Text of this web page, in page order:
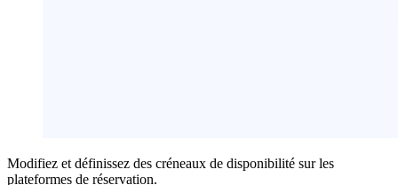
Modifiez et définissez des créneaux de disponibilité sur les
plateformes de réservation.